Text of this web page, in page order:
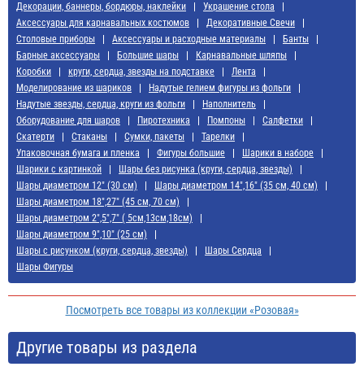
Декорации, баннеры, бордюры, наклейки
Украшение стола
Аксессуары для карнавальных костюмов
Декоративные Свечи
Cтоловые приборы
Аксессуары и расходные материалы
Банты
Барные аксессуары
Большие шары
Карнавальные шляпы
Коробки
круги, сердца, звезды на подставке
Лента
Моделирование из шариков
Надутые гелием фигуры из фольги
Надутые звезды, сердца, круги из фольги
Наполнитель
Оборудование для шаров
Пиротехника Помпоны
Салфетки
Скатерти
Стаканы Сумки, пакеты
Тарелки
Упаковочная бумага и пленка
Фигуры большие
Шарики в наборе
Шарики с картинкой
Шары без рисунка (круги, сердца, звезды)
Шары диаметром 12" (30 см)
Шары диаметром 14",16" (35 см, 40 см)
Шары диаметром 18",27" (45 см, 70 см)
Шары диаметром 2",5",7" ( 5см,13см,18см)
Шары диаметром 9",10" (25 см)
Шары с рисунком (круги, сердца, звезды)
Шары Сердца
Шары Фигуры
Посмотреть все товары из коллекции «Розовая»
Другие товары из раздела